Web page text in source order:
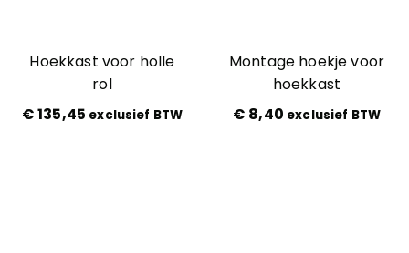
Hoekkast voor holle
rol
€135,45 exclusief BTW
Montage hoekje voor
hoekkast
€ 8,40 exclusief BTW